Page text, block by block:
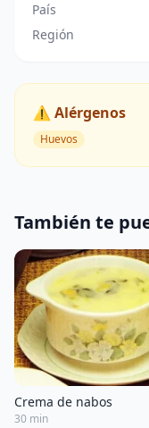
País
Región
⚠️ Alérgenos
Huevos
También te
Crema de nabos
30 min